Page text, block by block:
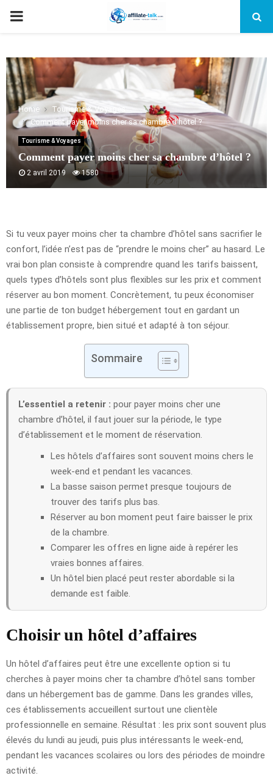
PRIMARY
Home
Tourisme & Voyages
Comment payer moins cher sa chambre d’hôtel ?
Tourisme & Voyages
Comment payer moins cher sa chambre d’hôtel ?
2 avril 2019 1580
Si tu veux payer moins cher ta chambre d’hôtel sans sacrifier le
confort, l’idée n’est pas de “prendre le moins cher” au hasard. Le
vrai bon plan consiste à comprendre quand les tarifs baissent,
quels types d’hôtels sont plus flexibles sur les prix et comment
réserver au bon moment. Concrètement, tu peux économiser
une partie de ton budget hébergement tout en gardant un
établissement propre, bien situé et adapté à ton séjour.
Sommaire
L’essentiel a retenir : pour payer moins cher une
chambre d’hôtel, il faut jouer sur la période, le type
d’établissement et le moment de réservation.
Les hôtels d’affaires sont souvent moins chers le
week-end et pendant les vacances.
La basse saison permet presque toujours de
trouver des tarifs plus bas.
Réserver au bon moment peut faire baisser le prix
de la chambre.
Comparer les offres en ligne aide à repérer les
vraies bonnes affaires.
Un hôtel bien placé peut rester abordable si la
demande est faible.
Choisir un hôtel d’affaires
Un hôtel d’affaires peut être une excellente option si tu
cherches à payer moins cher ta chambre d’hôtel sans tomber
dans un hébergement bas de gamme. Dans les grandes villes,
ces établissements accueillent surtout une clientèle
professionnelle en semaine. Résultat : les prix sont souvent plus
élevés du lundi au jeudi, puis plus intéressants le week-end,
pendant les vacances scolaires ou lors des périodes de moindre
activité.